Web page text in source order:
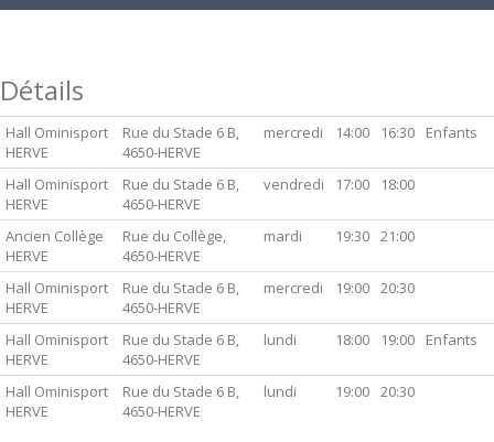
Détails
Hall Ominisport
HERVE
Rue du Stade 6 B,
4650-HERVE
mercredi 14:00 16:30 Enfants
Hall Ominisport
HERVE
Rue du Stade 6 B,
4650-HERVE
vendredi 17:00 18:00
Ancien Collège
HERVE
Rue du Collège,
4650-HERVE
mardi 19:30 21:00
Hall Ominisport
HERVE
Rue du Stade 6 B,
4650-HERVE
mercredi 19:00 20:30
Hall Ominisport
HERVE
Rue du Stade 6 B,
4650-HERVE
lundi 18:00 19:00 Enfants
Hall Ominisport
HERVE
Rue du Stade 6 B,
4650-HERVE
lundi 19:00 20:30